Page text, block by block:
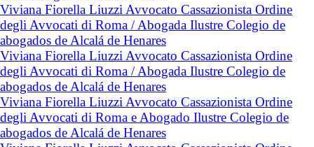
Viviana Fiorella Liuzzi Avvocato Cassazionista Ordine
degli Avvocati di Roma / Abogada Ilustre Colegio de
abogados de Alcalá de Henares
Viviana Fiorella Liuzzi Avvocato Cassazionista Ordine
degli Avvocati di Roma / Abogada Ilustre Colegio de
abogados de Alcalá de Henares
Viviana Fiorella Liuzzi Avvocato Cassazionista Ordine
degli Avvocati di Roma e Abogado Ilustre Colegio de
abogados de Alcalá de Henares